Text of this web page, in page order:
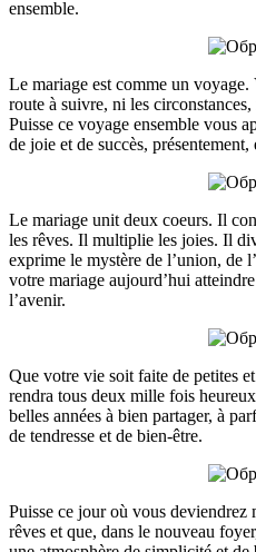
ensemble.
Le mariage est comme un
route à suivre, ni les
Puisse ce voyage ensemble vous
de joie et de succès, présentement,
Le mariage unit deux coeurs. Il
les rêves. Il multiplie les joies. Il
exprime le mystère de l’union, de
votre mariage aujourd’hui
l’avenir.
Que votre vie soit faite de petites
rendra tous deux mille fois
belles années à bien partager, à
de tendresse et de bien-être.
Puisse ce jour où vous deviendrez
rêves et que, dans le nouveau